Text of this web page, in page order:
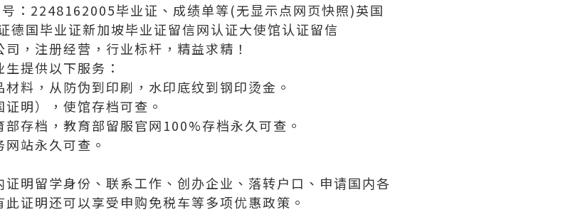
：2248162005毕业证、成绩单等(无显示点网页快照)英国
德国毕业证新加坡毕业证留信网认证大使馆认证留信
，注册经营，行业标杆，精益求精！
提供以下服务：
料，从防伪到印刷，水印底纹到钢印烫金。
明），使馆存档可查。
存档，教育部留服官网100%存档永久可查。
站永久可查。
明留学身份、联系工作、创办企业、落转户口、申请国内各
证明还可以享受申购免税车等多项优惠政策。